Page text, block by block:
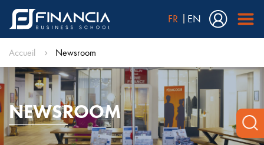
FR EN
Accueil Newsroom
NEWSROOM